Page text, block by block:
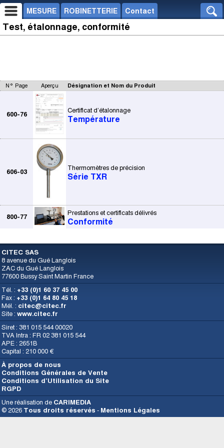
MESURE ROBINETTERIE Contact
Test, étalonnage, conformité
N° Page Aperçu Désignation et Nom du Produit
600-76
Certificat d’étalonnage
Température
606-03
Thermomètres de précision
Série TXR
800-77
Prestations et certificats délivrés
Conformité
CITEC SAS
8 avenue du Gué Langlois
ZAC du Gué Langlois
77600 Bussy Saint Martin France
Tél. : +33 (0)1 60 37 45 00
Fax : +33 (0)1 64 80 45 18
Mél. : citec@citec.fr
Site : www.citec.fr
Siret : 381 015 544 00020
TVA Intra : FR 02 381 015 544
APE : 2651B
Capital : 210 000 €
À propos de nous
Conditions Générales de Vente
Conditions d’Utilisation du Site
RGPD
Une réalisation de CARIMEDIA
© 2026 Tous droits réservés - Mentions Légales